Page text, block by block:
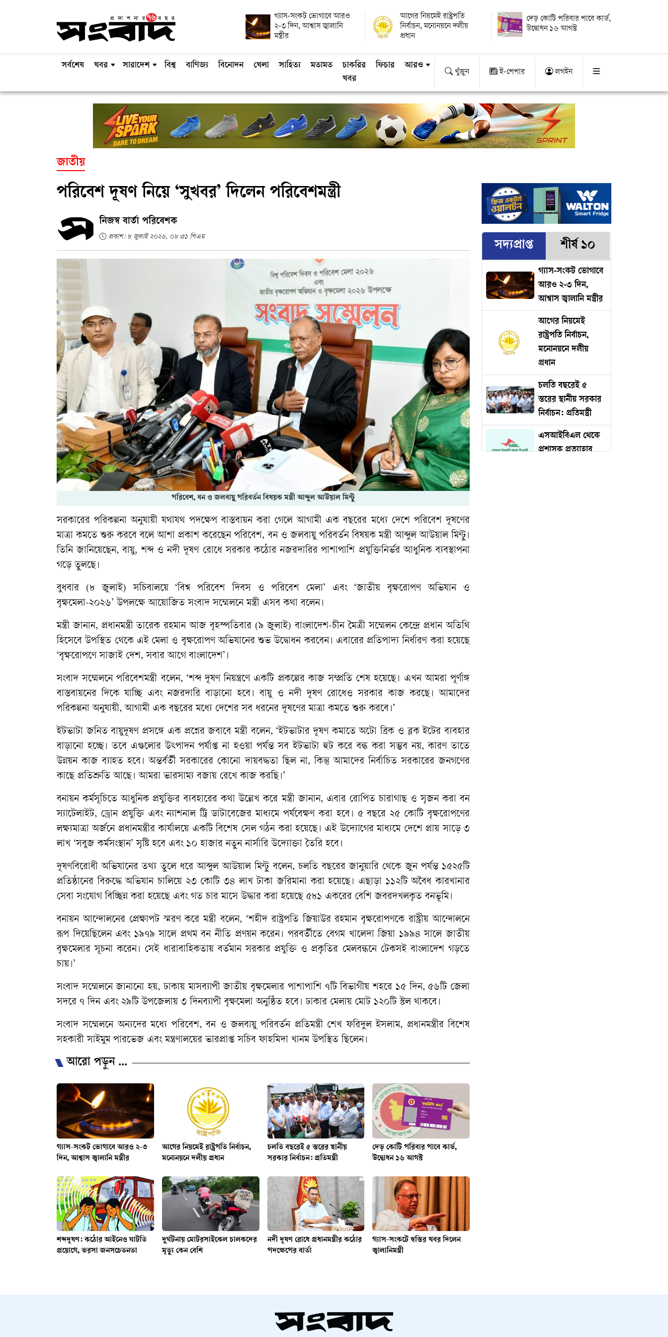
গ্যাস-সংকট ভোগাবে আরও
২-৩ দিন, আশ্বাস জ্বালানি
মন্ত্রীর
আগের নিয়মেই রাষ্ট্রপতি
নির্বাচন, মনোনয়নে দলীয়
প্রধান
দেড় কোটি পরিবার পাবে কার্ড,
উদ্বোধন ১৬ আগস্ট
সর্বশেষ খবর সারাদেশ বিশ্ব বাণিজ্য বিনোদন খেলা সাহিত্য মতামত
চাকরির
খবর
ফিচার আরও
খুঁজুন ই-পেপার লগইন
জাতীয়
পরিবেশ দূষণ নিয়ে ‘সুখবর’ দিলেন পরিবেশমন্ত্রী
নিজস্ব বার্তা পরিবেশক
প্রকাশ: ৮ জুলাই ২০২৬, ০৮:৫১ পিএম
পরিবেশ, বন ও জলবায়ু পরিবর্তন বিষয়ক মন্ত্রী আব্দুল আউয়াল মিন্টু
সরকারের পরিকল্পনা অনুযায়ী যথাযথ পদক্ষেপ বাস্তবায়ন করা গেলে আগামী এক বছরের মধ্যে দেশে পরিবেশ দূষণের
মাত্রা কমতে শুরু করবে বলে আশা প্রকাশ করেছেন পরিবেশ, বন ও জলবায়ু পরিবর্তন বিষয়ক মন্ত্রী আব্দুল আউয়াল মিন্টু।
তিনি জানিয়েছেন, বায়ু, শব্দ ও নদী দূষণ রোধে সরকার কঠোর নজরদারির পাশাপাশি প্রযুক্তিনির্ভর আধুনিক ব্যবস্থাপনা
গড়ে তুলছে।
বুধবার (৮ জুলাই) সচিবালয়ে ‘বিশ্ব পরিবেশ দিবস ও পরিবেশ মেলা’ এবং ‘জাতীয় বৃক্ষরোপণ অভিযান ও
বৃক্ষমেলা-২০২৬’ উপলক্ষে আয়োজিত সংবাদ সম্মেলনে মন্ত্রী এসব কথা বলেন।
মন্ত্রী জানান, প্রধানমন্ত্রী তারেক রহমান আজ বৃহস্পতিবার (৯ জুলাই) বাংলাদেশ-চীন মৈত্রী সম্মেলন কেন্দ্রে প্রধান অতিথি
হিসেবে উপস্থিত থেকে এই মেলা ও বৃক্ষরোপণ অভিযানের শুভ উদ্বোধন করবেন। এবারের প্রতিপাদ্য নির্ধারণ করা হয়েছে
‘বৃক্ষরোপণে সাজাই দেশ, সবার আগে বাংলাদেশ’।
সংবাদ সম্মেলনে পরিবেশমন্ত্রী বলেন, ‘শব্দ দূষণ নিয়ন্ত্রণে একটি প্রকল্পের কাজ সম্প্রতি শেষ হয়েছে। এখন আমরা পূর্ণাঙ্গ
বাস্তবায়নের দিকে যাচ্ছি এবং নজরদারি বাড়ানো হবে। বায়ু ও নদী দূষণ রোধেও সরকার কাজ করছে। আমাদের
পরিকল্পনা অনুযায়ী, আগামী এক বছরের মধ্যে দেশের সব ধরনের দূষণের মাত্রা কমতে শুরু করবে।’
ইটভাটা জনিত বায়ুদূষণ প্রসঙ্গে এক প্রশ্নের জবাবে মন্ত্রী বলেন, ‘ইটভাটার দূষণ কমাতে অটো ব্রিক ও ব্লক ইটের ব্যবহার
বাড়ানো হচ্ছে। তবে এগুলোর উৎপাদন পর্যাপ্ত না হওয়া পর্যন্ত সব ইটভাটা হুট করে বন্ধ করা সম্ভব নয়, কারণ তাতে
উন্নয়ন কাজ ব্যাহত হবে। অন্তর্বর্তী সরকারের কোনো দায়বদ্ধতা ছিল না, কিন্তু আমাদের নির্বাচিত সরকারের জনগণের
কাছে প্রতিশ্রুতি আছে। আমরা ভারসাম্য বজায় রেখে কাজ করছি।’
বনায়ন কর্মসূচিতে আধুনিক প্রযুক্তির ব্যবহারের কথা উল্লেখ করে মন্ত্রী জানান, এবার রোপিত চারাগাছ ও সৃজন করা বন
স্যাটেলাইট, ড্রোন প্রযুক্তি এবং ন্যাশনাল ট্রি ডাটাবেজের মাধ্যমে পর্যবেক্ষণ করা হবে। ৫ বছরে ২৫ কোটি বৃক্ষরোপণের
লক্ষ্যমাত্রা অর্জনে প্রধানমন্ত্রীর কার্যালয়ে একটি বিশেষ সেল গঠন করা হয়েছে। এই উদ্যোগের মাধ্যমে দেশে প্রায় সাড়ে ৩
লাখ ‘সবুজ কর্মসংস্থান’ সৃষ্টি হবে এবং ১০ হাজার নতুন নার্সারি উদ্যোক্তা তৈরি হবে।
দূষণবিরোধী অভিযানের তথ্য তুলে ধরে আব্দুল আউয়াল মিন্টু বলেন, চলতি বছরের জানুয়ারি থেকে জুন পর্যন্ত ১৫২৫টি
প্রতিষ্ঠানের বিরুদ্ধে অভিযান চালিয়ে ২৩ কোটি ৩৪ লাখ টাকা জরিমানা করা হয়েছে। এছাড়া ১১২টি অবৈধ কারখানার
সেবা সংযোগ বিচ্ছিন্ন করা হয়েছে এবং গত চার মাসে উদ্ধার করা হয়েছে ৫৮১ একরের বেশি জবরদখলকৃত বনভূমি।
বনায়ন আন্দোলনের প্রেক্ষাপট স্মরণ করে মন্ত্রী বলেন, ‘শহীদ রাষ্ট্রপতি জিয়াউর রহমান বৃক্ষরোপণকে রাষ্ট্রীয় আন্দোলনে
রূপ দিয়েছিলেন এবং ১৯৭৯ সালে প্রথম বন নীতি প্রণয়ন করেন। পরবর্তীতে বেগম খালেদা জিয়া ১৯৯৪ সালে জাতীয়
বৃক্ষমেলার সূচনা করেন। সেই ধারাবাহিকতায় বর্তমান সরকার প্রযুক্তি ও প্রকৃতির মেলবন্ধনে টেকসই বাংলাদেশ গড়তে
চায়।’
সংবাদ সম্মেলনে জানানো হয়, ঢাকায় মাসব্যাপী জাতীয় বৃক্ষমেলার পাশাপাশি ৭টি বিভাগীয় শহরে ১৫ দিন, ৫৬টি জেলা
সদরে ৭ দিন এবং ২৯টি উপজেলায় ৩ দিনব্যাপী বৃক্ষমেলা অনুষ্ঠিত হবে। ঢাকার মেলায় মোট ১২০টি স্টল থাকবে।
সংবাদ সম্মেলনে অন্যদের মধ্যে পরিবেশ, বন ও জলবায়ু পরিবর্তন প্রতিমন্ত্রী শেখ ফরিদুল ইসলাম, প্রধানমন্ত্রীর বিশেষ
সহকারী সাইমুম পারভেজ এবং মন্ত্রণালয়ের ভারপ্রাপ্ত সচিব ফাহমিদা খানম উপস্থিত ছিলেন।
আরো পড়ুন ...
গ্যাস-সংকট ভোগাবে আরও ২-৩
দিন, আশ্বাস জ্বালানি মন্ত্রীর
আগের নিয়মেই রাষ্ট্রপতি নির্বাচন,
মনোনয়নে দলীয় প্রধান
চলতি বছরেই ৫ স্তরের স্থানীয়
সরকার নির্বাচন: প্রতিমন্ত্রী
দেড় কোটি পরিবার পাবে কার্ড,
উদ্বোধন ১৬ আগস্ট
শব্দদূষণ: কঠোর আইনেও ঘাটতি
প্রয়োগে, ভরসা জনসচেতনতা
দুর্ঘটনায় মোটরসাইকেল চালকদের
মৃত্যু কেন বেশি
নদী দূষণ রোধে প্রধানমন্ত্রীর কঠোর
পদক্ষেপের বার্তা
গ্যাস-সংকটে স্বস্তির খবর দিলেন
জ্বালানিমন্ত্রী
সদ্যপ্রাপ্ত শীর্ষ ১০
গ্যাস-সংকট ভোগাবে
আরও ২-৩ দিন,
আশ্বাস জ্বালানি মন্ত্রীর
আগের নিয়মেই
রাষ্ট্রপতি নির্বাচন,
মনোনয়নে দলীয়
প্রধান
চলতি বছরেই ৫
স্তরের স্থানীয় সরকার
নির্বাচন: প্রতিমন্ত্রী
এসআইবিএল থেকে
প্রশাসক প্রত্যাহার